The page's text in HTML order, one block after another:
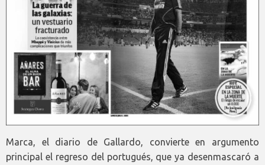
Marca, el diario de Gallardo, convierte en argumento
principal el regreso del portugués, que ya desenmascaró a